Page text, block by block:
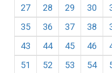
27
28 29 30
35
36 37 38
43
44 45 46
51
52 53 54